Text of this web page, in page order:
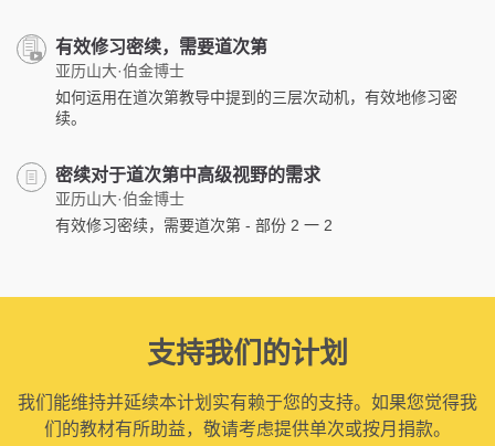
有效修习密续，需要道次第
亚历山大·伯金博士
如何运用在道次第教导中提到的三层次动机，有效地修习密
续。
密续对于道次第中高级视野的需求
亚历山大·伯金博士
有效修习密续，需要道次第 - 部份 2 一 2
支持我们的计划
我们能维持并延续本计划实有赖于您的支持。如果您觉得我
们的教材有所助益，敬请考虑提供单次或按月捐款。